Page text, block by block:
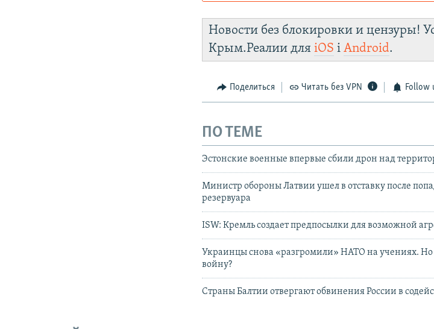
https://d3qy4pys7k20c2.cloudfront.net/
Telegram Instagram
Viber
Новости без блокировки и цензуры!
Крым.Реалии дляiOS іAndroid.
Поделиться Читать без VPN Follow
ПО ТЕМЕ
Эстонские военные впервые сбили дрон над
Министр обороны Латвии ушел в отставку после
резервуара
ISW: Кремль создает предпосылки для возможной
Украинцы снова «разгромили» НАТО на учениях.
войну?
Страны Балтии отвергают обвинения России в